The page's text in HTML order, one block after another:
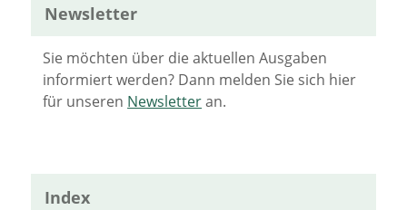
Newsletter
Sie möchten über die aktuellen Ausgaben
informiert werden? Dann melden Sie sich hier
für unseren Newsletteran.
Index